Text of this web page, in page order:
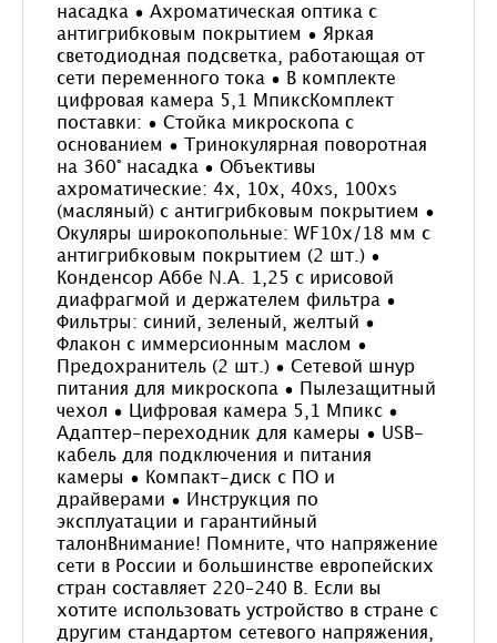
насадка • Ахроматическая оптика с
антигрибковым покрытием • Яркая
светодиодная подсветка, работающая от
сети переменного тока • В комплекте
цифровая камера 5,1 МпиксКомплект
поставки: • Стойка микроскопа с
основанием • Тринокулярная поворотная
на 360° насадка • Объективы
ахроматические: 4х, 10х, 40xs, 100хs
(масляный) с антигрибковым покрытием •
Окуляры широкопольные: WF10x/18 мм с
антигрибковым покрытием (2 шт.) •
Конденсор Аббе N.A. 1,25 с ирисовой
диафрагмой и держателем фильтра •
Фильтры: синий, зеленый, желтый •
Флакон с иммерсионным маслом •
Предохранитель (2 шт.) • Сетевой шнур
питания для микроскопа • Пылезащитный
чехол • Цифровая камера 5,1 Мпикс •
Адаптер-переходник для камеры • USB-
кабель для подключения и питания
камеры • Компакт-диск с ПО и
драйверами • Инструкция по
эксплуатации и гарантийный
талонВнимание! Помните, что напряжение
сети в России и большинстве европейских
стран составляет 220–240 В. Если вы
хотите использовать устройство в стране с
другим стандартом сетевого напряжения,